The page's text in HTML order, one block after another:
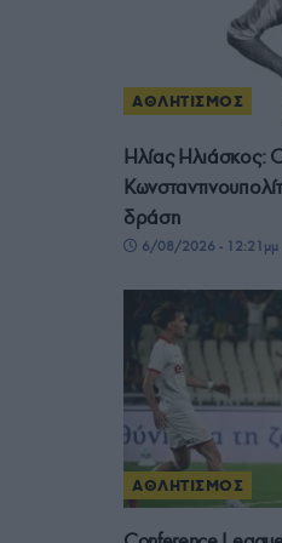
ΑΘΛΗΤΙΣΜΟΣ
Ηλίας Ηλιάσκος:
δράση
6/08/2026 - 12:21μμ
ΑΘΛΗΤΙΣΜΟΣ